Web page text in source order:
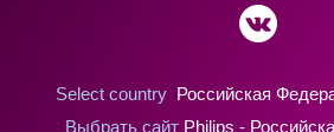
Select country Российская
Выбрать сайт Philips -